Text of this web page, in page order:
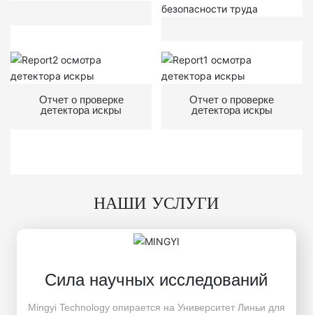
Отчет о проверке
детектора искры
Отчет о проверке
детектора искры
НАШИ УСЛУГИ
Сила научных исследований
Mingyi Technology опирается на Университет Линьи для